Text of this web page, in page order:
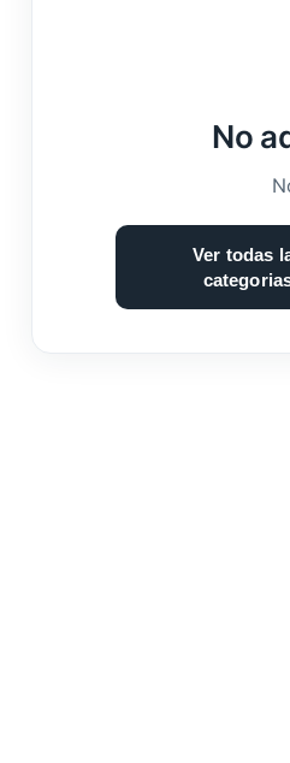
No
Ver todas